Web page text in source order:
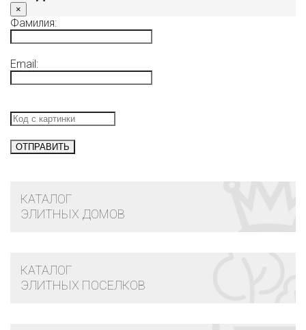
×
Фамилия:
Email:
КАТАЛОГ
ЭЛИТНЫХ ДОМОВ
КАТАЛОГ
ЭЛИТНЫХ ПОСЕЛКОВ